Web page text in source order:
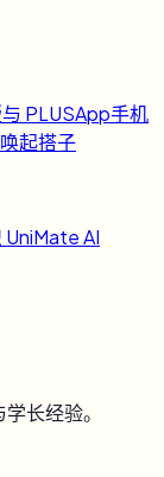
PLUSApp手机
起搭子
UniMate AI
长经验。